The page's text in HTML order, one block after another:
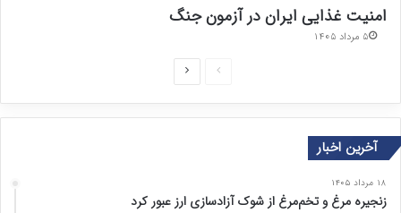
امنیت غذایی ایران در آزمون جنگ
۵ مرداد ۱۴۰۵
ح
ب
ح
ع
آخرین اخبار
۱۸ مرداد ۱۴۰۵
زنجیره مرغ و تخم‌مرغ از شوک آزادسازی ارز عبور کرد